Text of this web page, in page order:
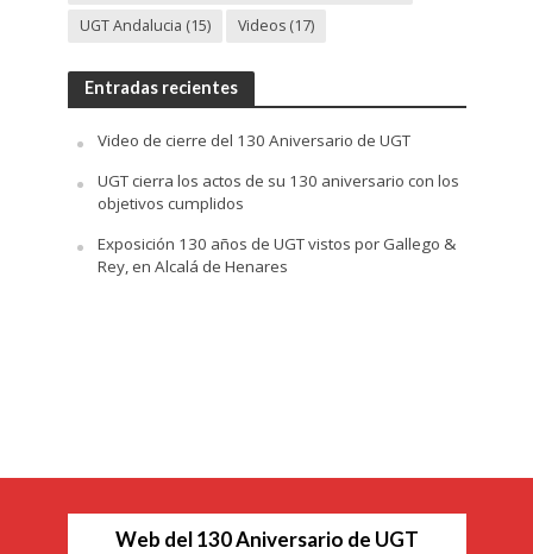
UGT Andalucia (15) Videos(17)
Entradas recientes
Video de cierre del 130 Aniversario de UGT
UGT cierra los actos de su 130 aniversario con los
objetivos cumplidos
Exposición 130 años de UGT vistos por Gallego &
Rey, en Alcalá de Henares
Web del 130 Aniversario de UGT